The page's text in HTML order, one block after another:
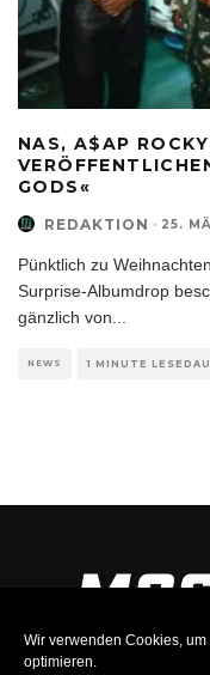
Wir verwenden Cookies,
optimieren.
NAS, A$AP
GODS«
REDAKTION · 25.
Pünktlich zu
Surprise-Albumdrop
gänzlich von
NEWS 1 MINUTE